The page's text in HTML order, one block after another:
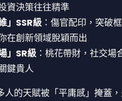
資決策往往精準
」SSR級 ：傷官配印，突破
在創新領域脫穎而出
」SR級 ：桃花帶財，社交場
鍵貴人
人的天賦被「平庸感」掩蓋